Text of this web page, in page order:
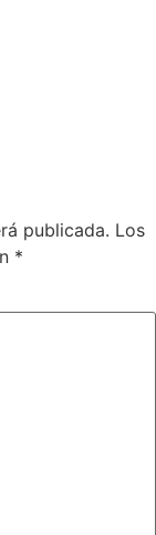
publicada. Los
*